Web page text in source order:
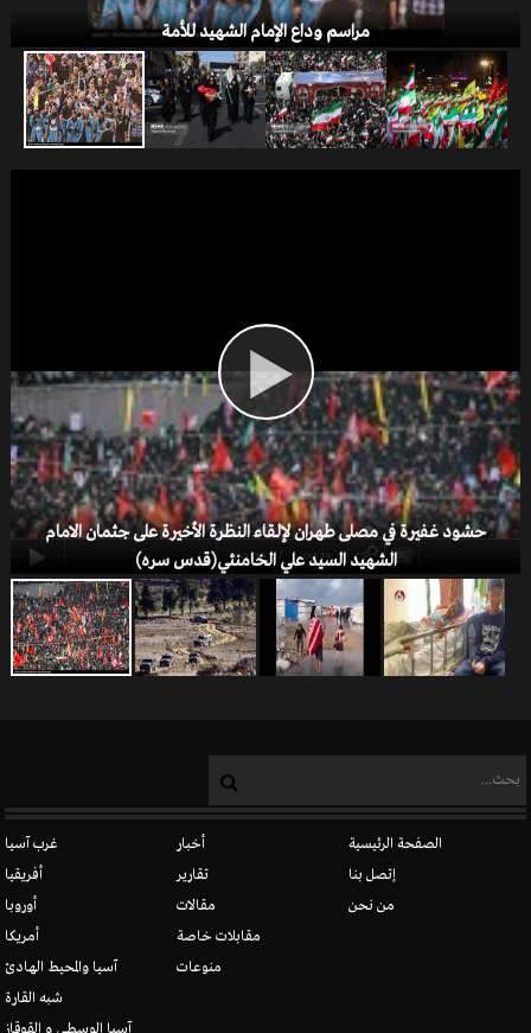
الخلافات التركية - الأمريكية
العلویون
مراسم وداع الإمام الشهيد للأمة
00:00 -00:19
حشود غفيرة في مصلى طهران لإلقاء النظرة الأخيرة على جثمان الامام
الشهيد السيد علي الخامنئي(قدس سره)
غرب آسيا
أفريقيا
أوروبا
أمريكا
آسيا والمحيط الهادئ
شبه القارة
أخبار
تقارير
مقالات
مقابلات خاصة
منوعات
الصفحة الرئيسية
إتصل بنا
من نحن